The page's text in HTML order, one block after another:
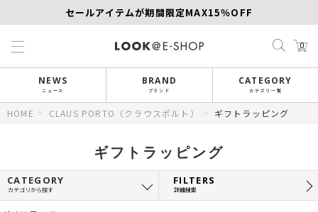
セールアイテムが期間限定MAX15％OFF
0
NEWS
ニュース
BRAND
ブランド
CATEGORY
カテゴリ一覧
HOME > CLAUS PORTO（クラウスポルト） > ギフトラッピング
ギフトラッピング
CATEGORY
カテゴリから探す
FILTERS
詳細検索